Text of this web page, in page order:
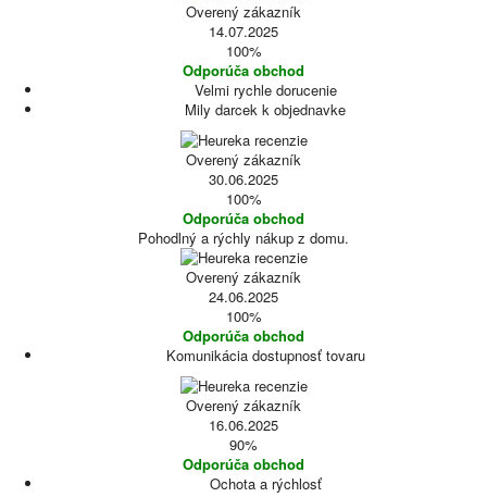
Overený zákazník
14.07.2025
100%
Odporúča obchod
Velmi rychle dorucenie
Mily darcek k objednavke
Overený zákazník
30.06.2025
100%
Odporúča obchod
Pohodlný a rýchly nákup z domu.
Overený zákazník
24.06.2025
100%
Odporúča obchod
Komunikácia dostupnosť tovaru
Overený zákazník
16.06.2025
90%
Odporúča obchod
Ochota a rýchlosť